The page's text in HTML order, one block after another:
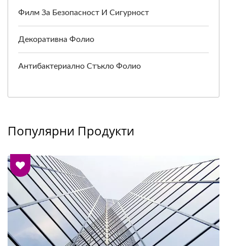
Филм За Безопасност И Сигурност
Декоративна Фолио
Антибактериално Стъкло Фолио
Популярни Продукти